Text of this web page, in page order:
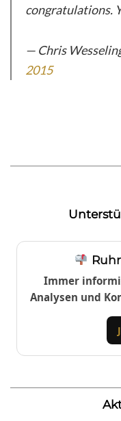
congratulations.
— Chris
2015
Immer
Analysen und